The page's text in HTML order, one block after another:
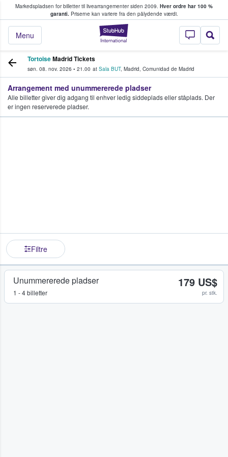
Markedspladsen for billetter til livearrangementer siden 2009. Hver ordre har 100 %
garanti.Priserne kan variere fra den pålydende værdi.
StubHub - Hvor
Menu
køber og sælger billetter
TortoiseMadrid Tickets
søn. 08. nov. 2026 • 21.00 at Sala BUT, Madrid, Comunidad de Madrid
Arrangement med unummererede pladser
Alle billetter giver dig adgang til enhver ledig siddeplads eller ståplads. Der
er ingen reserverede pladser.
Filtre
Unummererede pladser
1 - 4 billetter
179 US$
pr. stk.